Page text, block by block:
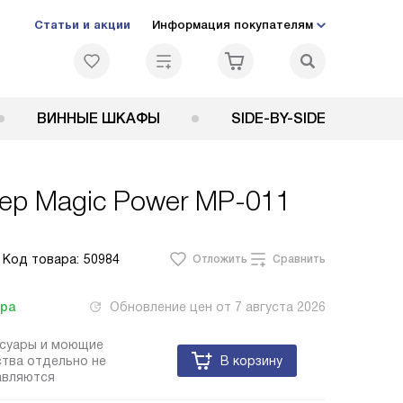
Статьи и акции Информация покупателям
ВИННЫЕ ШКАФЫ SIDE-BY-SIDE
Magic Power MP-011
Код товара: 50984 Отложить Сравнить
Обновление цен от 7 августа 2026
и моющие
отдельно не
В корзину